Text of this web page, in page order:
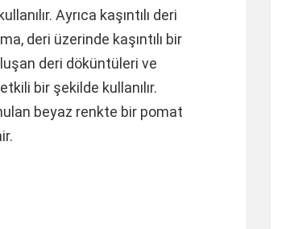
Ayrıca kaşıntılı deri
deri üzerinde kaşıntılı bir
deri döküntüleri ve
bir şekilde kullanılır.
beyaz renkte bir pomat